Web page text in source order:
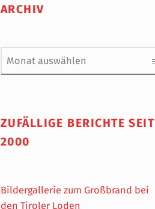
ARCHIV
Archiv
ZUFÄLLIGE BERICHTE SEIT
2000
Bildergallerie zum Großbrand bei
den Tiroler Loden